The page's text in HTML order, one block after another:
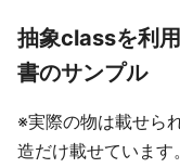
抽象classを利
書のサンプル
※実際の物は載せら
造だけ載せています。